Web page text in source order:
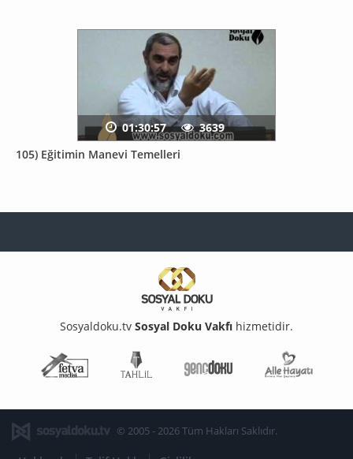
105) Eğitimin Manevi Temelleri
01:30:57 3639
Sosyaldoku.tv Sosyal Doku Vakfı hizmetidir.
Fetva Meclisi
Genç Doku
© 2005 - 2026 Tüm Hakları Saklıdır.